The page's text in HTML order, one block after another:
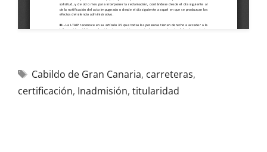
Cabildo de Gran Canaria, carreteras,
certificación, Inadmisión, titularidad